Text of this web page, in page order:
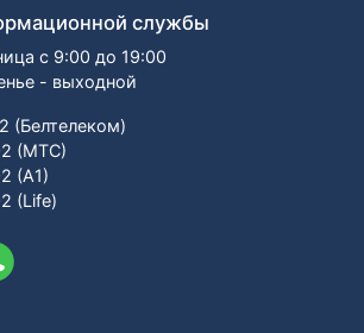
службы
с 9:00 до 19:00
- выходной
(Белтелеком)
(МТС)
(А1)
(Life)